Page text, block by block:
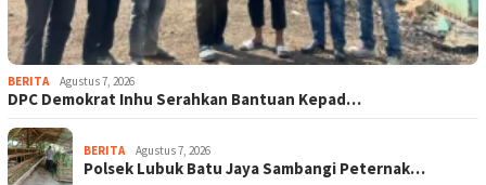
BERITA Agustus 7, 2026
DPC Demokrat Inhu Serahkan Bantuan Kepad…
BERITA Agustus 7, 2026
Polsek Lubuk Batu Jaya Sambangi Peternak…